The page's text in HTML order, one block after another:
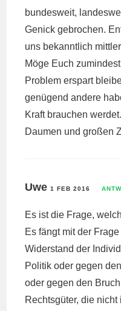
bundesweit,
Genick gebrochen.
uns bekanntlich
Möge Euch
Problem erspart
genügend andere
Kraft brauchen
Daumen und großen
Uwe1 FEB 2016
Es ist die Frage,
Es fängt mit der
Widerstand der
Politik oder gegen
oder gegen den
Rechtsgüter, die